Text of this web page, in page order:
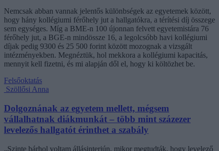
Nemcsak abban vannak jelentős különbségek az egyetemek között,
hogy hány kollégiumi férőhely jut a hallgatókra, a térítési díj összege
sem egységes. Míg a BME-n 100 újonnan felvett egyetemistára 76
férőhely jut, a BGE-n mindössze 16, a legolcsóbb havi kollégiumi
díjak pedig 9300 és 25 500 forint között mozognak a vizsgált
intézményekben. Megnéztük, hol mekkora a kollégiumi kapacitás,
mennyit kell fizetni, és mi alapján dől el, hogy ki költözhet be.
Felsőoktatás
Szöllősi Anna
Dolgoznának az egyetem mellett, mégsem
vállalhatnak diákmunkát – több mint százezer
levelezős hallgatót érinthet a szabály
„Szinte bárhol voltam állásinterjún, mikor megtudták, hogy levelező